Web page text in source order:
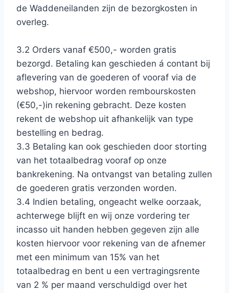
de Waddeneilanden zijn de bezorgkosten in
overleg.
3.2 Orders vanaf €500,- worden gratis
bezorgd. Betaling kan geschieden á contant bij
aflevering van de goederen of vooraf via de
webshop, hiervoor worden rembourskosten
(€50,-)in rekening gebracht. Deze kosten
rekent de webshop uit afhankelijk van type
bestelling en bedrag.
3.3 Betaling kan ook geschieden door storting
van het totaalbedrag vooraf op onze
bankrekening. Na ontvangst van betaling zullen
de goederen gratis verzonden worden.
3.4 Indien betaling, ongeacht welke oorzaak,
achterwege blijft en wij onze vordering ter
incasso uit handen hebben gegeven zijn alle
kosten hiervoor voor rekening van de afnemer
met een minimum van 15% van het
totaalbedrag en bent u een vertragingsrente
van 2 % per maand verschuldigd over het